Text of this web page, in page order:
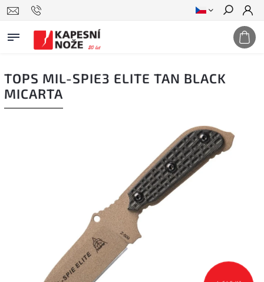
Hledat
TOPS MIL-SPIE3 ELITE TAN BLACK
MICARTA